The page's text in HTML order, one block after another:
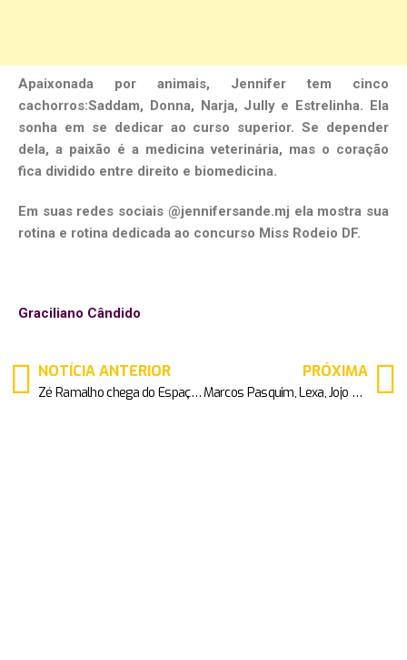
Apaixonada por animais, Jennifer tem cinco
cachorros:Saddam, Donna, Narja, Jully e Estrelinha. Ela
sonha em se dedicar ao curso superior. Se depender
dela, a paixão é a medicina veterinária, mas o coração
fica dividido entre direito e biomedicina.
Em suas redes sociais @jennifersande.mj ela mostra sua
rotina e rotina dedicada ao concurso Miss Rodeio DF.
Graciliano Cândido
NOTÍCIA ANTERIOR
Zé Ramalho chega do Espaço das Américas com tour 2019
PRÓXIMA
Marcos Pasquim, Lexa, Jojo Todynho e outros famosos em festa de design de interiores